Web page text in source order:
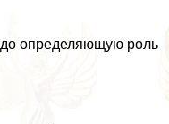
определяющую роль